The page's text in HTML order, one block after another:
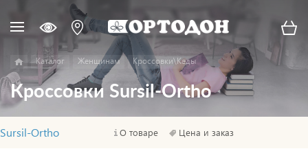
Каталог Женщинам Кроссовки\Кеды
Кроссовки Sursil-Ortho
Sursil-Ortho О товаре Цена и заказ